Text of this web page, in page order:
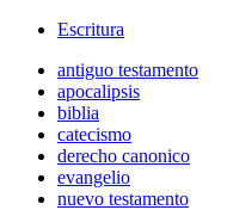
Escritura
antiguo testamento
apocalipsis
biblia
catecismo
derecho canonico
evangelio
nuevo testamento